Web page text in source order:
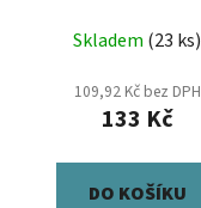
Skladem (23 ks)
109,92 Kč bez DPH
133 Kč
DO KOŠÍKU